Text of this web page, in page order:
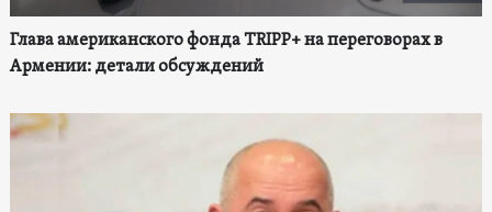
Глава американского фонда TRIPP+ на переговорах в
Армении: детали обсуждений